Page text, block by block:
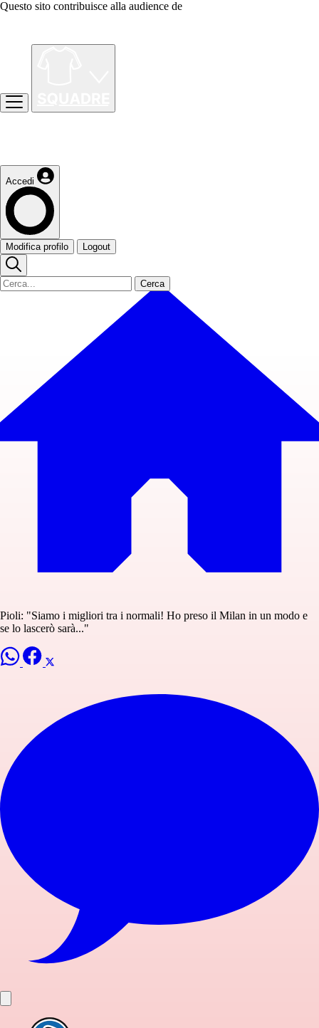
Questo sito contribuisce alla audience de
Accedi
Modifica profilo Logout
Cerca
Pioli: "Siamo i migliori tra i normali! Ho preso il Milan in un modo e
se lo lascerò sarà..."